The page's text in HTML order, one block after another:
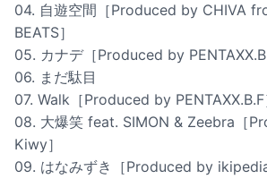
04. 自遊空間［Produced by CHIVA
BEATS］
05. カナデ［Produced by
06. まだ駄目
07. Walk［Produced by PENTAXX.B.F
08. 大爆笑 feat. SIMON & Zeebra［
Kiwy］
09. はなみずき［Produced by ikipedia